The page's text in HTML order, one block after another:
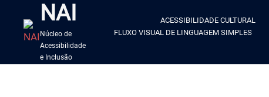
NAI
Núcleo de
Acessibilidade
e Inclusão
ACESSIBILIDADE CULTURAL
FLUXO VISUAL DE LINGUAGEM SIMPLES